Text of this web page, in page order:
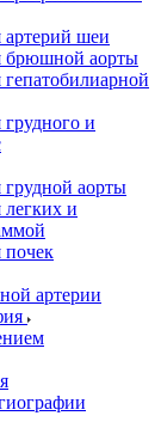
шеи
брюшной аорты
и
аорты
и
почек
артерии